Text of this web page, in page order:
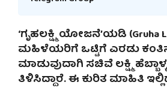
‘ಗೃಹಲಕ್ಷ್ಮಿ ಯೋಜನೆ’ಯಡಿ (Gruha
ಮಹಿಳೆಯರಿಗೆ ಒಟ್ಟಿಗೆ ಎರಡು
ಮಾಡುವುದಾಗಿ ಸಚಿವೆ ಲಕ್ಷ್ಮಿ
ತಿಳಿಸಿದ್ದಾರೆ. ಈ ಕುರಿತ ಮಾಹಿತಿ